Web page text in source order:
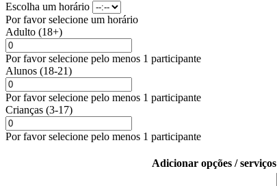
Escolha um horário
Por favor selecione um horário
Adulto (18+)
Por favor selecione pelo menos 1 participante
Alunos (18-21)
Por favor selecione pelo menos 1 participante
Crianças (3-17)
Por favor selecione pelo menos 1 participante
Adicionar opções / serviços